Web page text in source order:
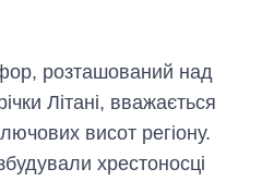
розташований над
Літані, вважається
висот регіону.
хрестоносці